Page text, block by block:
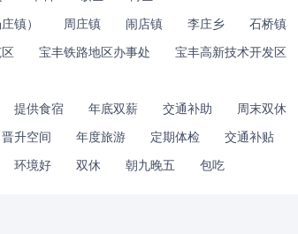
镇） 周庄镇 闹店镇 李庄乡 石桥镇
宝丰铁路地区办事处 宝丰高新技术开发区
提供食宿 年底双薪 交通补助 周末双休
晋升空间 年度旅游 定期体检 交通补贴
环境好 双休 朝九晚五 包吃